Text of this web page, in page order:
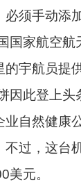
须手动添加
家航空航
的宇航员提
因此登上头
自然健康
过，这台
美元。